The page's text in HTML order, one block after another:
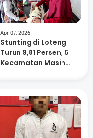
Apr 07, 2026
Stunting di Loteng
Turun 9,81 Persen, 5
Kecamatan Masih